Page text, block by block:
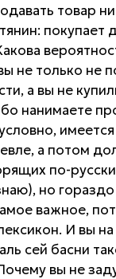
товар
покупает
не только не
а вы не
нанимаете
а потом
по-
но
важное,
И вы
сей басни
вы не